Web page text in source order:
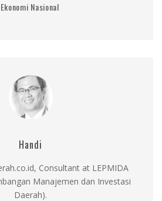
Nasional
Handi
Consultant at LEPMIDA
Manajemen dan Investasi
Daerah).